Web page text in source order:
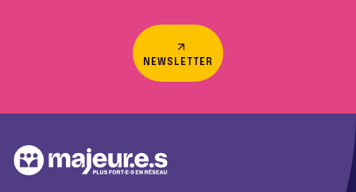
NEWSLETTER